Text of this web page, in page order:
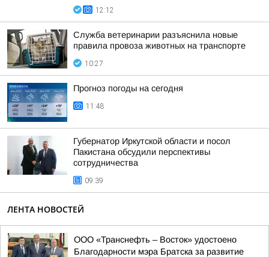
12:12
Служба ветеринарии разъяснила новые
правила провоза животных на транспорте
10:27
Прогноз погоды на сегодня
11:48
Губернатор Иркутской области и посол
Пакистана обсудили перспективы
сотрудничества
09:39
ЛЕНТА НОВОСТЕЙ
ООО «Транснефть – Восток» удостоено
Благодарности мэра Братска за развитие